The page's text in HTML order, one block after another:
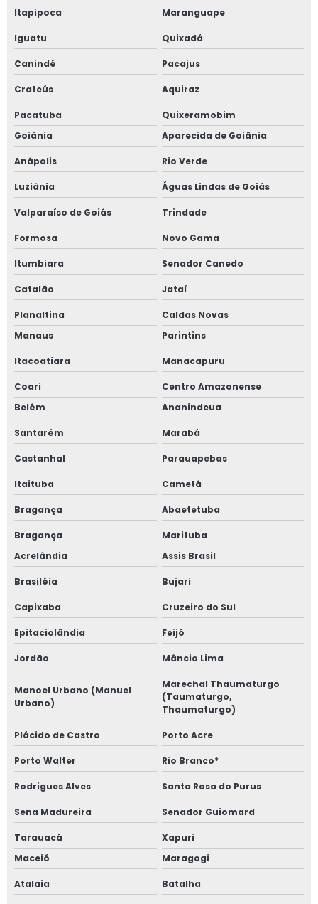
Itapipoca Maranguape
Iguatu Quixadá
Canindé Pacajus
Crateús Aquiraz
Pacatuba
Quixeramobim
Goiânia
Aparecida de Goiânia
Anápolis Rio Verde
Luziânia Águas Lindas de Goiás
Valparaíso de Goiás Trindade
Formosa Novo Gama
Itumbiara Senador Canedo
Catalão Jataí
Planaltina
Caldas Novas
Manaus
Parintins
Itacoatiara Manacapuru
Coari
Centro Amazonense
Belém
Ananindeua
Santarém Marabá
Castanhal Parauapebas
Itaituba Cametá
Bragança Abaetetuba
Bragança
Marituba
Acrelândia
Assis Brasil
Brasiléia Bujari
Capixaba Cruzeiro do Sul
Epitaciolândia Feijó
Jordão Mâncio Lima
Manoel Urbano (Manuel
Urbano)
Marechal Thaumaturgo
(Taumaturgo,
Thaumaturgo)
Plácido de Castro Porto Acre
Porto Walter Rio Branco*
Rodrigues Alves Santa Rosa do Purus
Sena Madureira Senador Guiomard
Tarauacá
Xapuri
Maceió
Maragogi
Atalaia Batalha